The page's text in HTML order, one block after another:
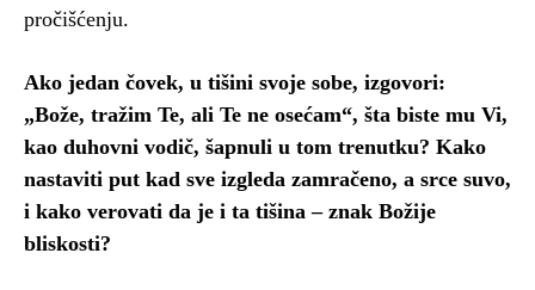
pročišćenju.
Ako jedan čovek, u tišini svoje sobe, izgovori:
„Bože, tražim Te, ali Te ne osećam“, šta biste mu Vi,
kao duhovni vodič, šapnuli u tom trenutku? Kako
nastaviti put kad sve izgleda zamračeno, a srce suvo,
i kako verovati da je i ta tišina – znak Božije
bliskosti?